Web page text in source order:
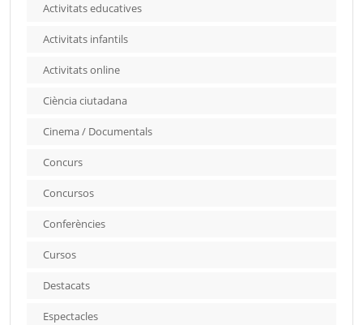
Activitats educatives
Activitats infantils
Activitats online
Ciència ciutadana
Cinema / Documentals
Concurs
Concursos
Conferències
Cursos
Destacats
Espectacles